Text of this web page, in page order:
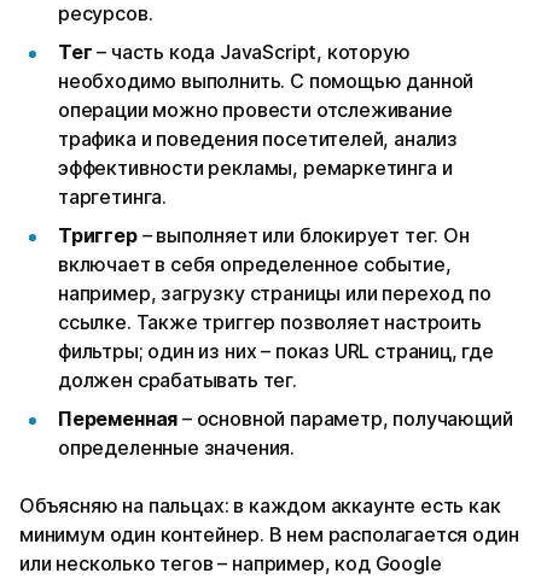
ресурсов.
Тег – часть кода JavaScript, которую
необходимо выполнить. С помощью данной
операции можно провести отслеживание
трафика и поведения посетителей, анализ
эффективности рекламы, ремаркетинга и
таргетинга.
Триггер– выполняет или блокирует тег. Он
включает в себя определенное событие,
например, загрузку страницы или переход по
ссылке. Также триггер позволяет настроить
фильтры; один из них – показ URL страниц, где
должен срабатывать тег.
Переменная – основной параметр, получающий
определенные значения.
Объясняю на пальцах: в каждом аккаунте есть как
минимум один контейнер. В нем располагается один
или несколько тегов – например, код Google